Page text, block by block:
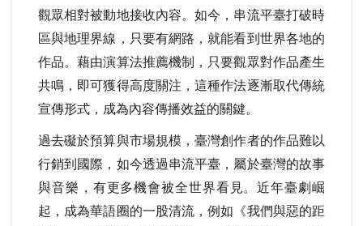
觀眾相對被動地接收內容。如今，串流平臺打破時
區與地理界線，只要有網路，就能看到世界各地的
作品。藉由演算法推薦機制，只要觀眾對作品產生
共鳴，即可獲得高度關注，這種作法逐漸取代傳統
宣傳形式，成為內容傳播效益的關鍵。
過去礙於預算與市場規模，臺灣創作者的作品難以
行銷到國際，如今透過串流平臺，屬於臺灣的故事
與音樂，有更多機會被全世界看見。近年臺劇崛
起，成為華語圈的一股清流，例如《我們與惡的距